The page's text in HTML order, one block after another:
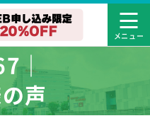
｜
声